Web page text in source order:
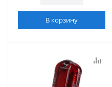
В корзину